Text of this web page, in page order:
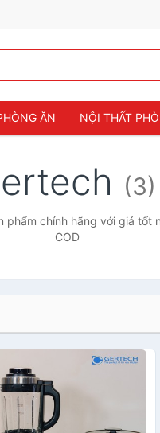
ĂN NỘI THẤT
(3)
phẩm chính hãng với giá tốt
COD